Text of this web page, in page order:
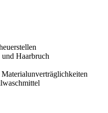
Haarbruch